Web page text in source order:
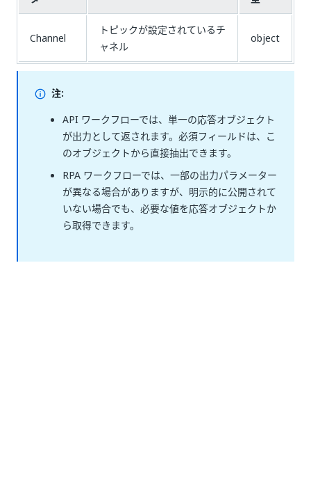
Channel
トピックが設定されているチ
ャネル
object
注:
API ワークフローでは、単一の応答オブジェクト
が出力として返されます。必須フィールドは、こ
のオブジェクトから直接抽出できます。
RPA ワークフローでは、一部の出力パラメーター
が異なる場合がありますが、明示的に公開されて
いない場合でも、必要な値を応答オブジェクトか
ら取得できます。